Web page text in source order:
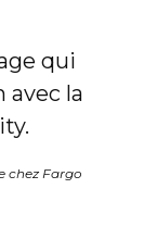
qui
avec la
chez Fargo